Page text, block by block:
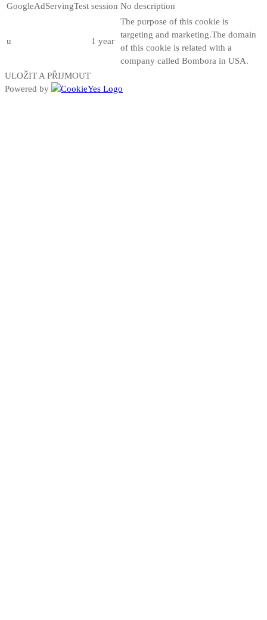
GoogleAdServingTest session No description
u 1 year
The purpose of this cookie is
targeting and marketing.The domain
of this cookie is related with a
company called Bombora in USA.
ULOŽIT A PŘIJMOUT
Powered by